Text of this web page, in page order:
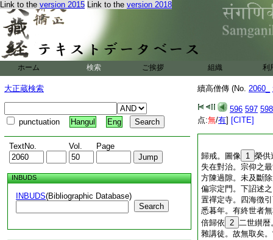
Link to the version 2015 Link to the version 2018
ホーム 検索 ご挨拶 組織 利
大正蔵検索
punctuation Hangul Eng
TextNo. Vol. Page
INBUDS
INBUDS(Bibliographic Database)
Search
續高僧傳 (No. 2060_
596 597 598
点:無/有] [CITE]
歸戒。圖像 1 榮供
失在對治。宗仰之
方陳過隙。未及斷
偏宗定門。下詔述
置禪定寺。四海徴
悉暮年。有終世者
倍歸依 2 二世纉暦
雜講徒。故無取矣